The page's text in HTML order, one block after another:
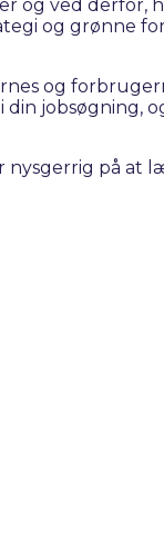
og ved derfor,
og grønne
og
jobsøgning,
nysgerrig på at